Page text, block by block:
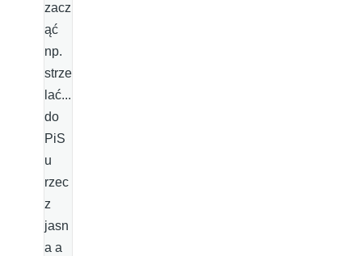
zacz
ąć
np.
strze
lać...
do
PiS
u
rzec
z
jasn
a a